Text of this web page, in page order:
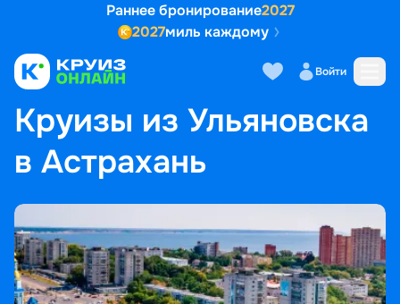
Раннее бронирование2027
2027миль каждому
Войти
ГЛАВНАЯ • ПОПУЛЯРНЫЕ НАПРАВЛЕНИЯ
КРУИЗЫ ИЗ УЛЬЯНОВСКА В АСТРАХАНЬ
Круизы из Ульяновска
в Астрахань